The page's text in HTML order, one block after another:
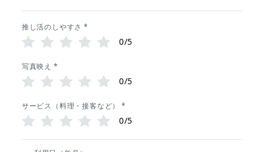
推し活のしやすさ *
0/5
写真映え *
0/5
サービス（料理・接客など） *
0/5